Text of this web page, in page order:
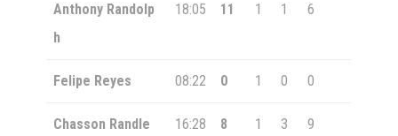
Anthony Randolp
h
18:05 11 1 1 6
Felipe Reyes 08:22 0 1 0 0
Chasson Randle 16:28 8 1 3 9